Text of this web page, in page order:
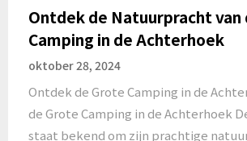
Ontdek de Natuurpracht van
Camping in de Achterhoek
oktober 28, 2024
Ontdek de Grote Camping in de
de Grote Camping in de Achterhoek
staat bekend om zijn prachtige